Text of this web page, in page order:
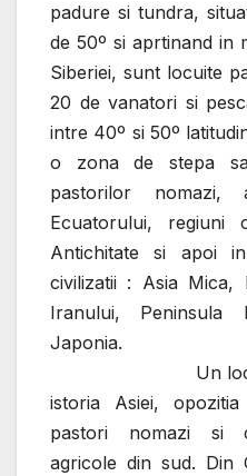
padure si tundra,
de 50º si aprtinand in
Siberiei, sunt locuite
20 de vanatori si
intre 40º si 50º
o zona de stepa
pastorilor nomazi,
Ecuatorului, regiuni
Antichitate si apoi
civilizatii : Asia Mica,
Iranului, Peninsula
Japonia.
Un loc
istoria Asiei,
pastori nomazi si
agricole din sud. Din